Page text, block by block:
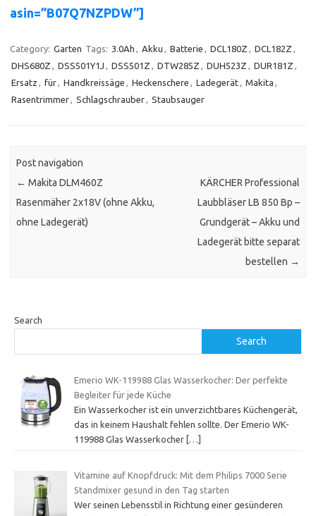
asin=”B07Q7NZPDW”]
Category: Garten Tags: 3.0Ah , Akku , Batterie , DCL180Z , DCL182Z ,
DHS680Z , DSS501Y1J , DSS501Z , DTW285Z , DUH523Z , DUR181Z ,
Ersatz , für, Handkreissäge , Heckenschere , Ladegerät, Makita ,
Rasentrimmer, Schlagschrauber, Staubsauger
Post navigation
← Makita DLM460Z
Rasenmäher 2x18V (ohne Akku,
ohne Ladegerät)
KÄRCHER Professional
Laubbläser LB 850 Bp –
Grundgerät – Akku und
Ladegerät bitte separat
bestellen →
Search
Search
Emerio WK-119988 Glas Wasserkocher: Der perfekte
Begleiter für jede Küche
Ein Wasserkocher ist ein unverzichtbares Küchengerät,
das in keinem Haushalt fehlen sollte. Der Emerio WK-
119988 Glas Wasserkocher […]
Vitamine auf Knopfdruck: Mit dem Philips 7000 Serie
Standmixer gesund in den Tag starten
Wer seinen Lebensstil in Richtung einer gesünderen